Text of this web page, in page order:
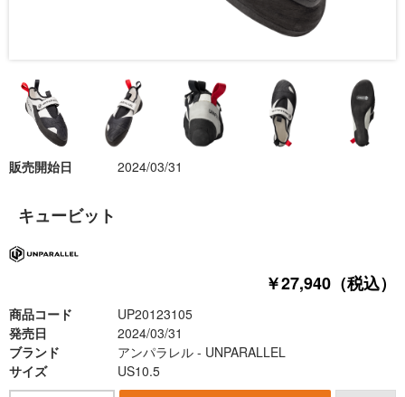
キュービット
￥27,940（税込）
商品コード
UP20123105
発売日
2024/03/31
販売開始日 2024/03/31
ブランド
アンパラレル - UNPARALLEL
サイズ
US10.5